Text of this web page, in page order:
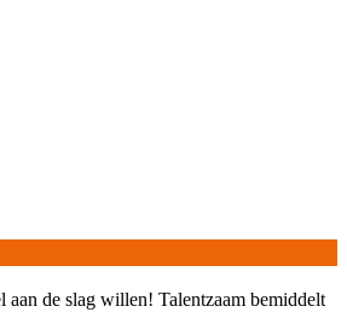
aan de slag willen! Talentzaam bemiddelt